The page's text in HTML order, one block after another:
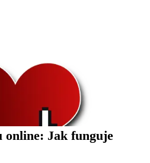
online: Jak funguje